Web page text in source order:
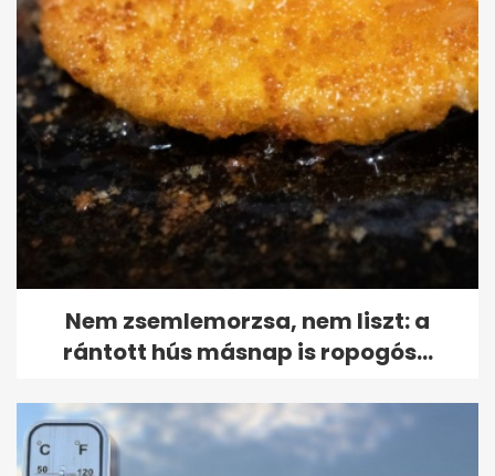
Nem zsemlemorzsa, nem liszt: a
rántott hús másnap is ropogós...